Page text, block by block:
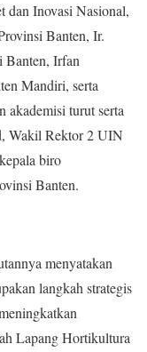
dan Inovasi Nasional,
Banten, Ir.
Banten, Irfan
Mandiri, serta
akademisi turut serta
Wakil Rektor 2 UIN
biro
Banten.
menyatakan
langkah strategis
Lapang Hortikultura